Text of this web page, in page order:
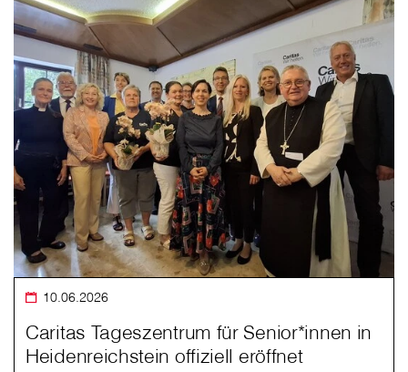
10.06.2026
Caritas Tageszentrum für Senior*innen in
Heidenreichstein offiziell eröffnet